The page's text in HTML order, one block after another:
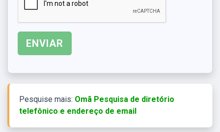
Pesquise mais: Omã Pesquisa de diretório
telefônico e endereço de email